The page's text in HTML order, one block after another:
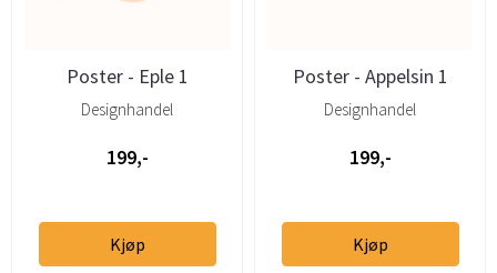
Poster - Eple 1
Designhandel
199,-
Kjøp
Poster - Appelsin 1
Designhandel
199,-
Kjøp